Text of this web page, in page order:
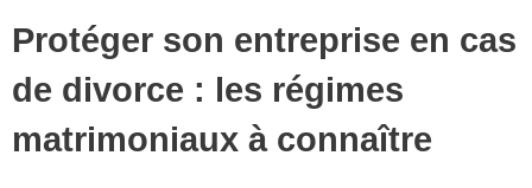
Protéger son entreprise en cas
de divorce : les régimes
matrimoniaux à connaître